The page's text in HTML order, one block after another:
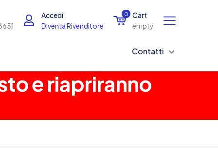
Accedi
Diventa Rivenditore
0
Cart
empty
Contatti
e riapriranno